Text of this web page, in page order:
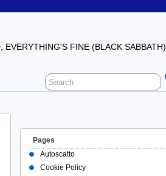
EVERYTHING'S FINE (BLACK SABBATH)
Pages
Autoscatto
Cookie Policy